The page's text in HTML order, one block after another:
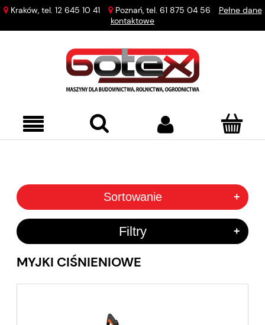
Kraków, tel. 12 645 10 41 Poznań, tel. 61 875 04 56
Pełne dane
kontaktowe
Sortowanie +
Filtry +
MYJKI CIŚNIENIOWE